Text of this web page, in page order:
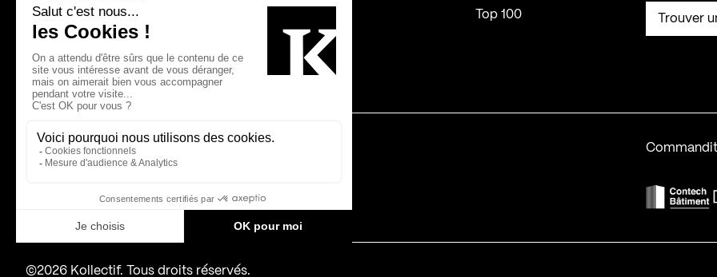
Top 100 Trouver
Page Facebook de Kollectif
Page Instagram de Kollectif
Page Linkedin de Kollectif
Partenaires
Bâtiment-Durable-Québec-1
Esquisses-1 MP-1
©2026 Kollectif. Tous droits réservés.